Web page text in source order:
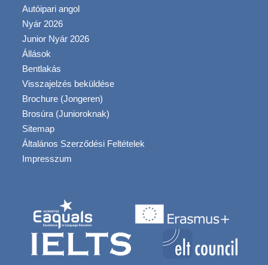
Autóipari angol
Nyár 2026
Junior Nyár 2026
Állások
Bentlakás
Visszajelzés beküldése
Brochure (Jongeren)
Brosúra (Junioroknak)
Sitemap
Általános Szerződési Feltételek
Impresszum